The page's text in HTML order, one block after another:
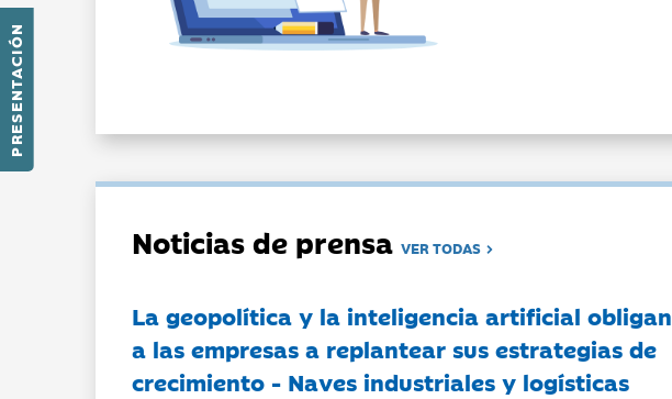
PRESENTACIÓN
Noticias de prensaVER TODAS
La geopolítica y la inteligencia artificial obligan
a las empresas a replantear sus estrategias de
crecimiento - Naves industriales y logísticas